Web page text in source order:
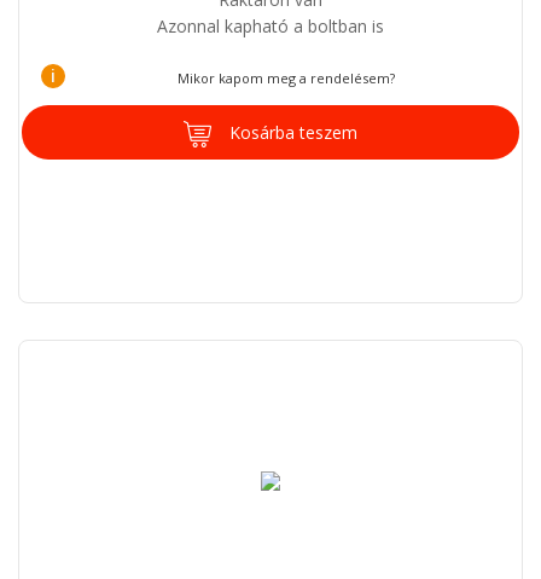
Azonnal kapható a boltban is
i Mikor kapom meg a rendelésem?
Kosárba teszem